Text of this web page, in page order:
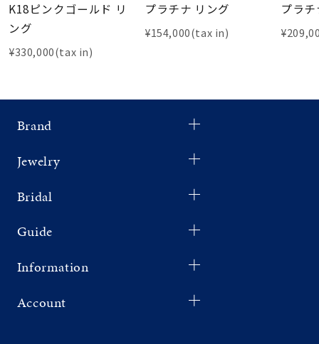
K18ピンクゴールド リ
ング
¥330,000(tax in)
プラチナ リング
¥154,000(tax in)
プラ
Brand
Jewelry
Bridal
Guide
Information
Account